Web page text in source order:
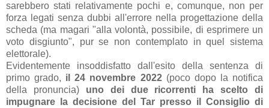
sarebbero stati relativamente pochi e, comunque, non per
forza legati senza dubbi all'errore nella progettazione della
scheda (ma magari "alla volontà, possibile, di esprimere un
voto disgiunto", pur se non contemplato in quel sistema
elettorale).
Evidentemente insoddisfatto dall'esito della sentenza di
primo grado, il 24 novembre 2022(poco dopo la notifica
della pronuncia) uno dei due ricorrenti ha scelto di
impugnare la decisione del Tar presso il Consiglio di